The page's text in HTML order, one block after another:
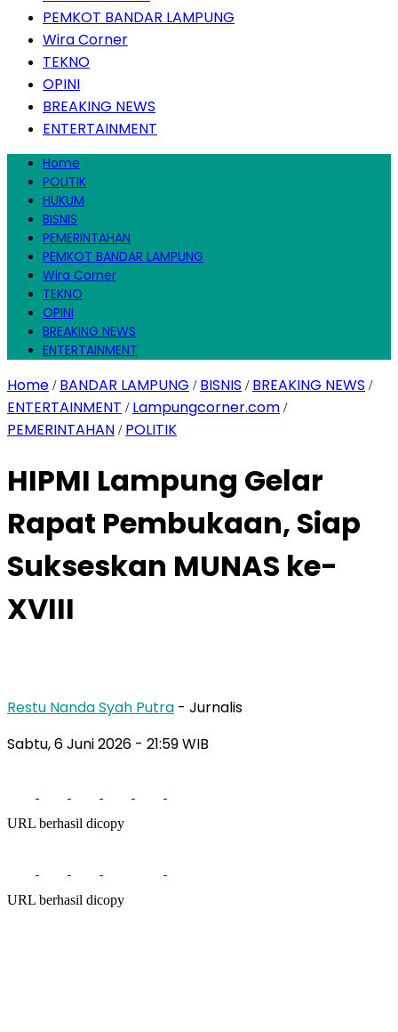
PEMKOT BANDAR LAMPUNG
Wira Corner
TEKNO
OPINI
BREAKING NEWS
ENTERTAINMENT
Home
POLITIK
HUKUM
BISNIS
PEMERINTAHAN
PEMKOT BANDAR LAMPUNG
Wira Corner
TEKNO
OPINI
BREAKING NEWS
ENTERTAINMENT
Home / BANDAR LAMPUNG / BISNIS / BREAKING NEWS /
ENTERTAINMENT / Lampungcorner.com /
PEMERINTAHAN / POLITIK
HIPMI Lampung Gelar
Rapat Pembukaan, Siap
Sukseskan MUNAS ke-
XVIII
Restu Nanda Syah Putra - Jurnalis
Sabtu, 6 Juni 2026 - 21:59 WIB
URL berhasil dicopy
URL berhasil dicopy